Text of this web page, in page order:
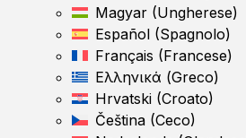
Magyar (Ungherese)
Español (Spagnolo)
Français (Francese)
Ελληνικά (Greco)
Hrvatski (Croato)
Čeština (Ceco)